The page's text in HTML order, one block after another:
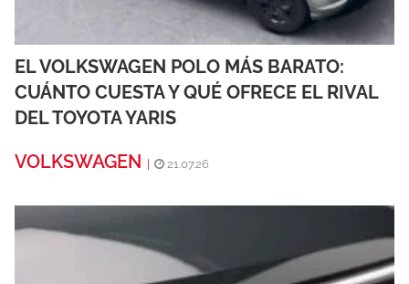
EL VOLKSWAGEN POLO MÁS BARATO:
CUÁNTO CUESTA Y QUÉ OFRECE EL RIVAL
DEL TOYOTA YARIS
VOLKSWAGEN
21.07.26